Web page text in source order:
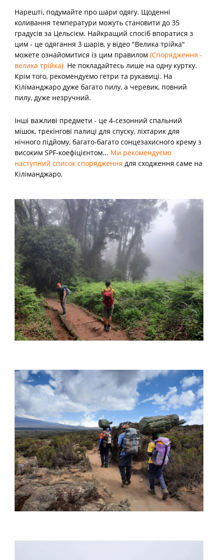
Нарешті, подумайте про шари одягу. Щоденні
коливання температури можуть становити до 35
градусів за Цельсієм. Найкращий спосіб впоратися з
цим - це одягання 3 шарів, у відео "Велика трійка"
можете ознайомитися із цим правилом (Спорядження -
велика трійка) Не покладайтесь лише на одну куртку.
Крім того, рекомендуємо гетри та рукавиці. На
Кіліманджаро дуже багато пилу, а черевик, повний
пилу, дуже незручний.
Інші важливі предмети - це 4-сезонний спальний
мішок, трекінгові палиці для спуску, ліхтарик для
нічного підйому, багато-багато сонцезахисного крему з
високим SPF-коефіцієнтом... Ми рекомендуємо
наступний список спорядження для сходження саме на
Кіліманджаро.